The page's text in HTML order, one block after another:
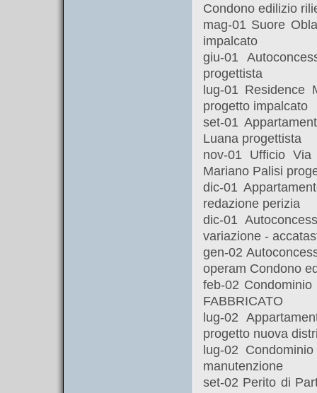
Condono edilizio
mag-01 Suore
impalcato
giu-01
progettista
lug-01 Residence
progetto impalcato
set-01
Luana progettista
nov-01 Ufficio
Mariano Palisi
dic-01
redazione perizia
dic-01
variazione -
gen-02
operam Condono
feb-02
FABBRICATO
lug-02
progetto nuova
lug-02
manutenzione
set-02 Perito di